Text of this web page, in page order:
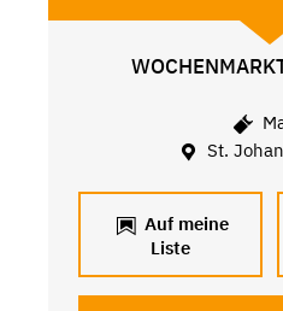
St.
Auf meine
Liste